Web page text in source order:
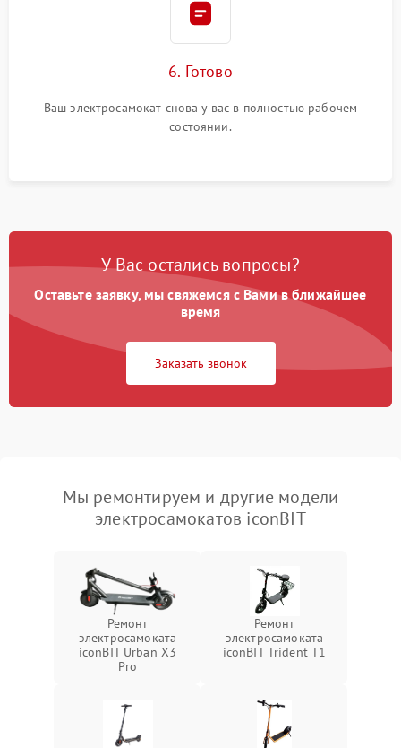
6. Готово
Ваш электросамокат снова у вас в полностью рабочем
состоянии.
У Вас остались вопросы?
Оставьте заявку, мы свяжемся с Вами в ближайшее
время
Заказать звонок
Мы ремонтируем и другие модели
электросамокатов iconBIT
Ремонт
электросамоката
iconBIT Urban X3
Pro
Ремонт
электросамоката
iconBIT Trident T1